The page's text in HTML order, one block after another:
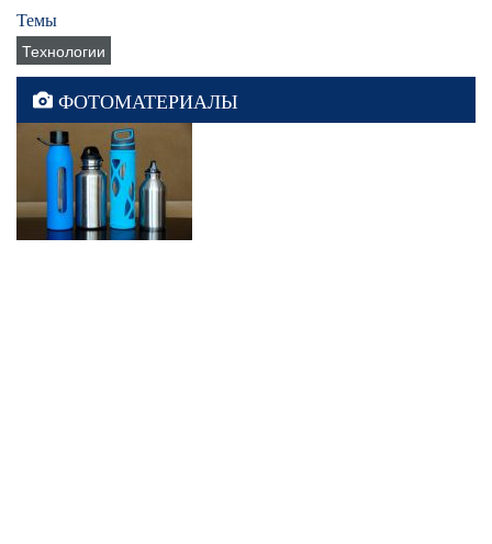
Темы
Технологии
ФОТОМАТЕРИАЛЫ